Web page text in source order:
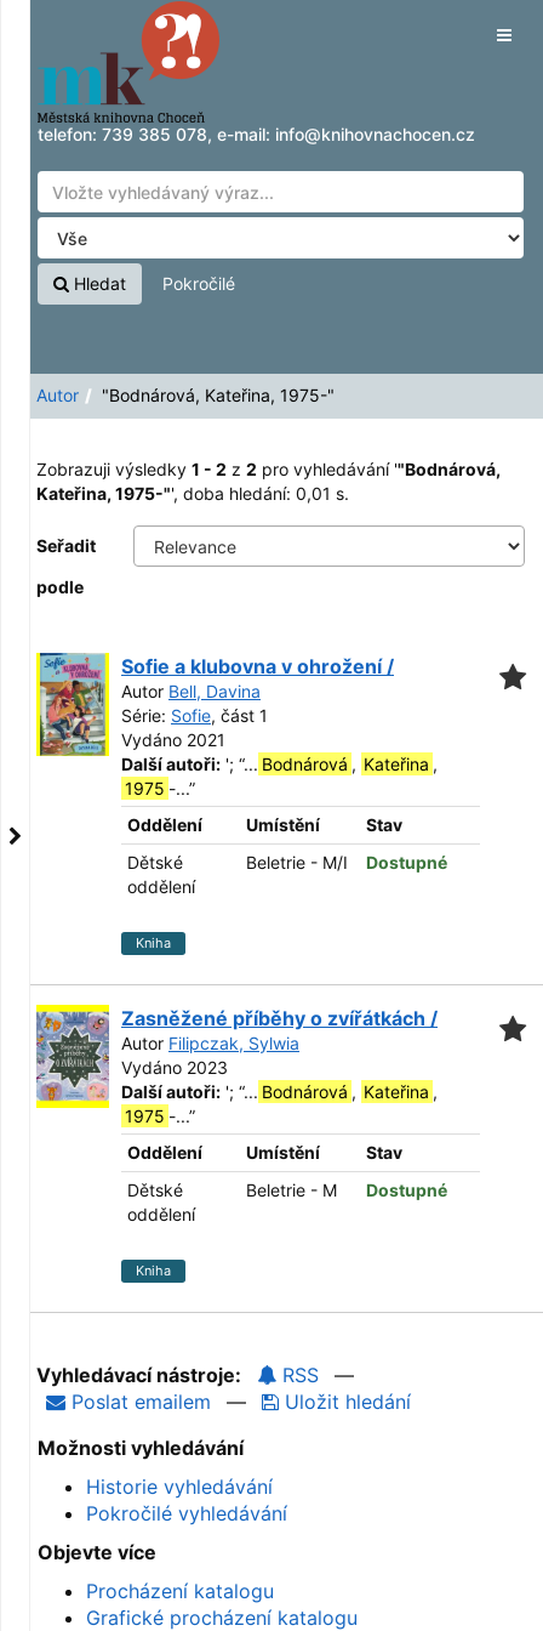
Zobrazuji výsledky1 - 2z
Kateřina, 1975-"
Přeskočit na obsah
telefon: 739 385 078, e-mail: info@knihovnachocen.cz
Hledat Pokročilé
Autor "Bodnárová, Kateřina, 1975-"
Zobrazuji výsledky 1 - 2 z 2 pro vyhledávání '"Bodnárová,
Kateřina, 1975-"', doba hledání: 0,01 s.
Seřadit
podle
Sofie a klubovna v ohrožení /
Autor Bell, Davina
Série: Sofie, část 1
Vydáno 2021
Další autoři: '; “... Bodnárová , Kateřina ,
1975 -...”
Oddělení
Umístění
Stav
Dětské
oddělení
Beletrie - M/I Dostupné
Kniha
Zasněžené příběhy o zvířátkách /
Autor Filipczak, Sylwia
Vydáno 2023
Další autoři: '; “... Bodnárová , Kateřina ,
1975 -...”
Oddělení
Umístění
Stav
Dětské
oddělení
Beletrie - M Dostupné
Kniha
Vyhledávací nástroje: RSS
—
Poslat emailem
—
Uložit hledání
Možnosti vyhledávání
Historie vyhledávání
Pokročilé vyhledávání
Objevte více
Procházení katalogu
Grafické procházení katalogu